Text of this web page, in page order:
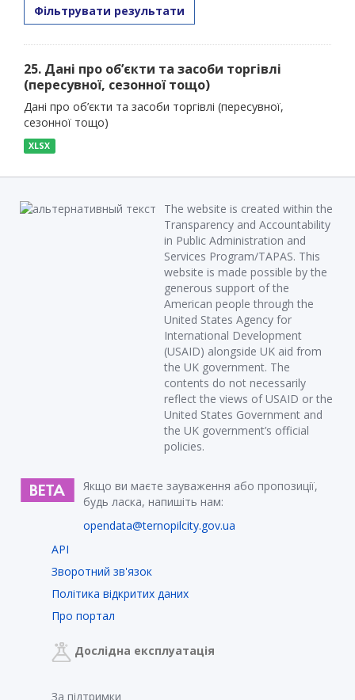
Фільтрувати результати
25. Дані про об’єкти та засоби торгівлі
(пересувної, сезонної тощо)
Дані про об’єкти та засоби торгівлі (пересувної,
сезонної тощо)
XLSX
The website is created within the
Transparency and Accountability
in Public Administration and
Services Program/TAPAS. This
website is made possible by the
generous support of the
American people through the
United States Agency for
International Development
(USAID) alongside UK aid from
the UK government. The
contents do not necessarily
reflect the views of USAID or the
United States Government and
the UK government’s official
policies.
Якщо ви маєте зауваження або пропозиції,
будь ласка, напишіть нам:
opendata@ternopilcity.gov.ua
API
Зворотний зв'язок
Політика відкритих даних
Про портал
Дослідна експлуатація
За підтримки